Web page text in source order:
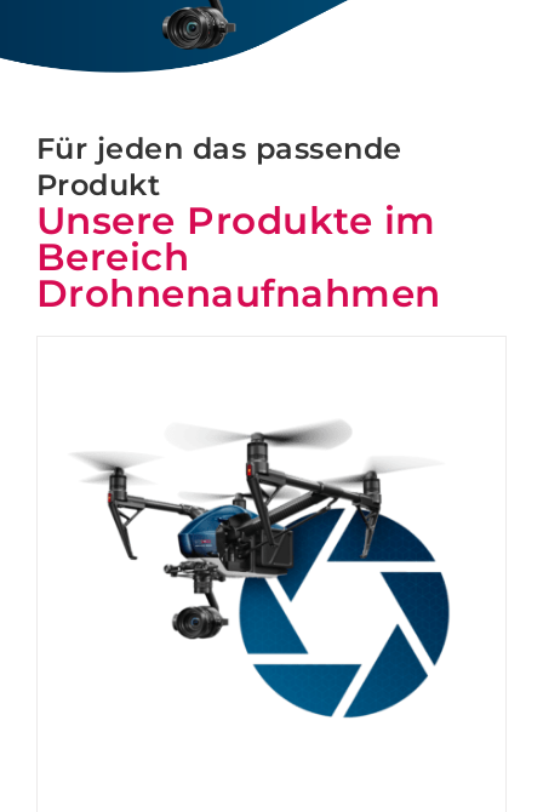
Für jeden das passende
Produkt
Unsere Produkte im
Bereich
Drohnenaufnahmen